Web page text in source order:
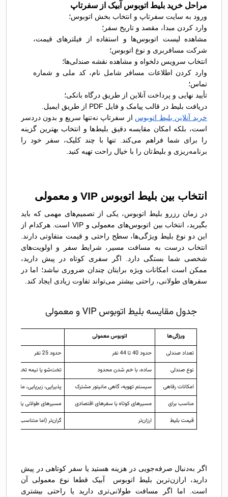
مراحل خرید بلیط اتوبوس آبیک از سفرتاپ
ورود به سایت سفرتاپ و انتخاب بخش اتوبوس؛
وارد کردن مبدا، مقصد و تاریخ سفر؛
مشاهده لیست اتوبوس‌ها و استفاده از فیلترهای قیمت،
شرکت مسافربری و نوع اتوبوس؛
انتخاب سرویس دلخواه و مشاهده نقشه صندلی‌ها؛
وارد کردن اطلاعات مسافر شامل نام، کد ملی و شماره
تماس؛
تأیید نهایی و پرداخت آنلاین از طریق درگاه بانکی؛
دریافت بلیط در قالب پیامک و فایل PDF از طریق ایمیل.
خرید آنلاین بلیط اتوبوس از سفرتاپ نه‌تنها سریع و بدون دردسر
است، بلکه امکان مقایسه دقیق بلیط‌ها و انتخاب بهترین گزینه
را برای شما فراهم می‌کند. تنها با چند کلیک، سفر خود را
برنامه‌ریزی و بلیط‌تان را با خیال راحت تهیه کنید.
انتخاب بین بلیط اتوبوس VIP و معمولی
در زمان رزرو بلیط اتوبوس، یکی از تصمیم‌های مهمی که باید
بگیرید، انتخاب بین اتوبوس‌های معمولی و VIP است. هرکدام از
این دو نوع بلیط ویژگی‌ها، سطح راحتی و قیمت متفاوتی دارند.
انتخاب درست به مسافت مسیر، شرایط سفر و اولویت‌های
شخصی شما بستگی دارد. اگر سفری کوتاه در پیش دارید،
ممکن است امکانات ویژه برایتان چندان ضروری نباشد؛ اما در
سفرهای طولانی، راحتی بیشتر می‌تواند تفاوت زیادی ایجاد کند.
اگر به‌دنبال صرفه‌جویی در هزینه هستید یا سفر کوتاهی در پیش
دارید، ارازن‌ترین بلیط اتوبوس آبیک قطعا نوع معمولی آن
است. اما اگر مسافت طولانی‌تری دارید یا راحتی بیشتری